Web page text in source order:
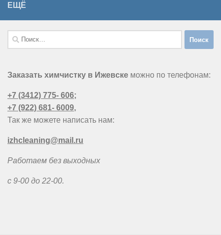
ЕЩЁ
Найти:
Заказать химчистку в Ижевске можно по телефонам:
+7 (3412) 775- 606;
+7 (922) 681- 6009,
Так же можете написать нам:
izhcleaning@mail.ru
Работаем без выходных
с 9-00 до 22-00.